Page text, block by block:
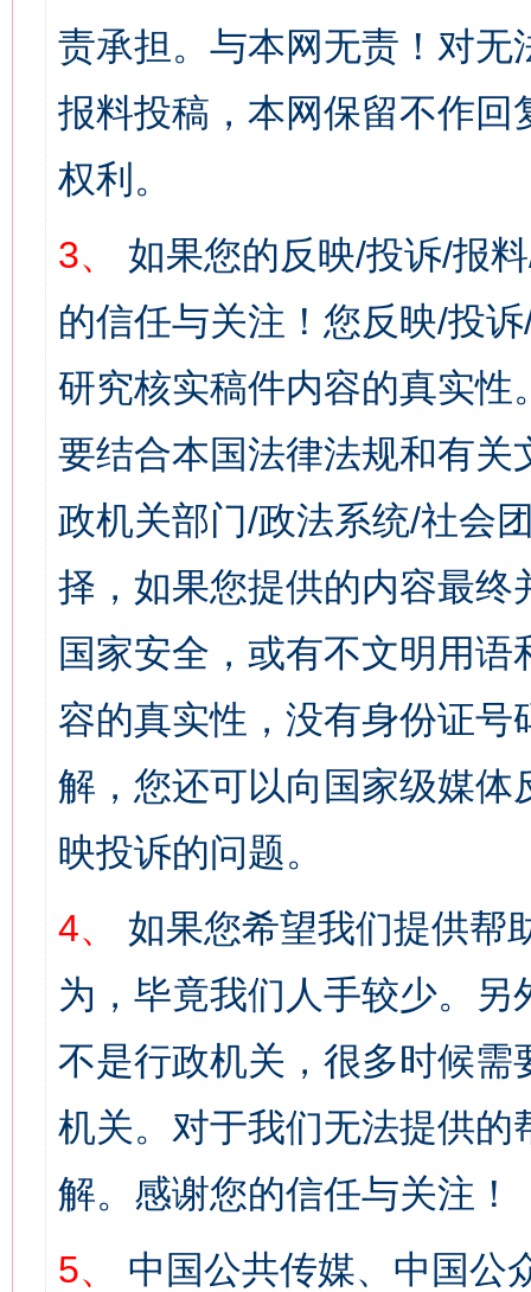
责承担。与本网无责！对
报料投稿，本网保留不作
权利。
3、
如果您的反映/投诉/报
的信任与关注！您反映/投
研究核实稿件内容的真实
要结合本国法律法规和有关
政机关部门/政法系统/社会
择，如果您提供的内容最
国家安全，或有不文明用
容的真实性，没有身份证
解，您还可以向国家级媒
映投诉的问题。
4、
如果您希望我们提供帮
为，毕竟我们人手较少。
不是行政机关，很多时候
机关。对于我们无法提供
解。感谢您的信任与关注！
5、
中国公共传媒、中国公